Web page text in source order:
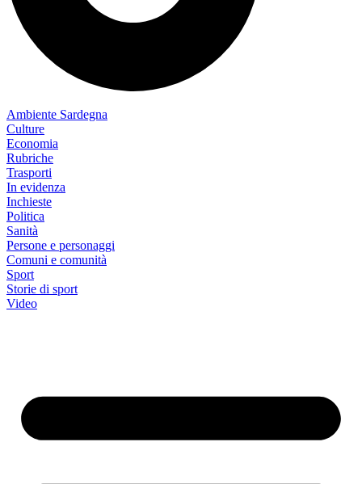
Ambiente Sardegna
Culture
Economia
Rubriche
Trasporti
In evidenza
Inchieste
Politica
Sanità
Persone e personaggi
Comuni e comunità
Sport
Storie di sport
Video